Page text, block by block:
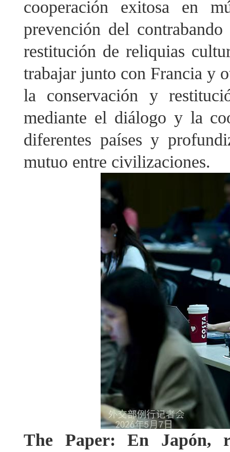
cooperación exitosa en
prevención del
restitución de reliquias
trabajar junto con Francia y
la conservación y
mediante el diálogo y la
diferentes países y
mutuo entre civilizaciones.
The Paper: En Japón,